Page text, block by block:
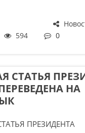
594
0
СТАТЬЯ
НА